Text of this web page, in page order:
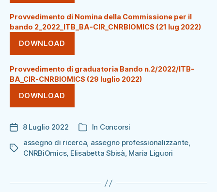
Provvedimento di Nomina della Commissione per il
bando 2_2022_ITB_BA-CIR_CNRBIOMICS (21 lug 2022)
DOWNLOAD
Provvedimento di graduatoria Bando n.2/2022/ITB-
BA_CIR-CNRBIOMICS (29 luglio 2022)
DOWNLOAD
Data8 Luglio 2022 Categorie
In Concorsi
Tag
assegno di ricerca, assegno professionalizzante,
CNRBiOmics, Elisabetta Sbisà, Maria Liguori